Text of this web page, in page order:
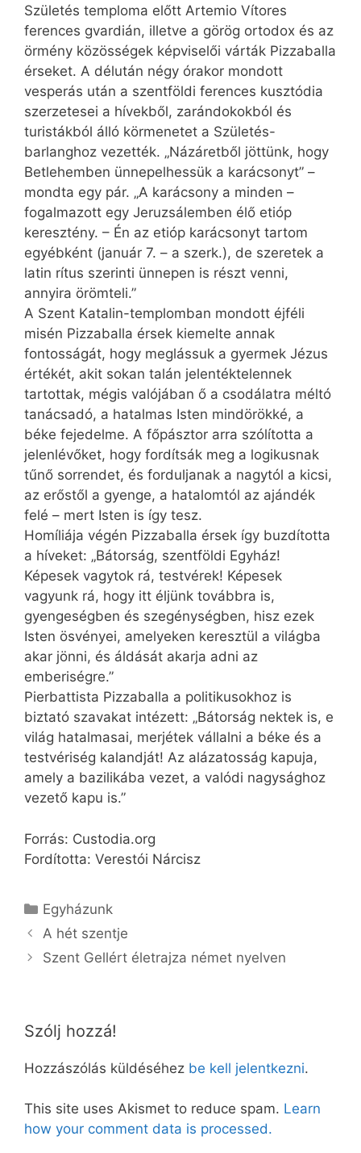
Születés temploma előtt Artemio Vítores
ferences gvardián, illetve a görög ortodox és az
örmény közösségek képviselői várták Pizzaballa
érseket. A délután négy órakor mondott
vesperás után a szentföldi ferences kusztódia
szerzetesei a hívekből, zarándokokból és
turistákból álló körmenetet a Születés-
barlanghoz vezették. „Názáretből jöttünk, hogy
Betlehemben ünnepelhessük a karácsonyt” –
mondta egy pár. „A karácsony a minden –
fogalmazott egy Jeruzsálemben élő etióp
keresztény. – Én az etióp karácsonyt tartom
egyébként (január 7. – a szerk.), de szeretek a
latin rítus szerinti ünnepen is részt venni,
annyira örömteli.”
A Szent Katalin-templomban mondott éjféli
misén Pizzaballa érsek kiemelte annak
fontosságát, hogy meglássuk a gyermek Jézus
értékét, akit sokan talán jelentéktelennek
tartottak, mégis valójában ő a csodálatra méltó
tanácsadó, a hatalmas Isten mindörökké, a
béke fejedelme. A főpásztor arra szólította a
jelenlévőket, hogy fordítsák meg a logikusnak
tűnő sorrendet, és forduljanak a nagytól a kicsi,
az erőstől a gyenge, a hatalomtól az ajándék
felé – mert Isten is így tesz.
Homíliája végén Pizzaballa érsek így buzdította
a híveket: „Bátorság, szentföldi Egyház!
Képesek vagytok rá, testvérek! Képesek
vagyunk rá, hogy itt éljünk továbbra is,
gyengeségben és szegénységben, hisz ezek
Isten ösvényei, amelyeken keresztül a világba
akar jönni, és áldását akarja adni az
emberiségre.”
Pierbattista Pizzaballa a politikusokhoz is
biztató szavakat intézett: „Bátorság nektek is, e
világ hatalmasai, merjétek vállalni a béke és a
testvériség kalandját! Az alázatosság kapuja,
amely a bazilikába vezet, a valódi nagysághoz
vezető kapu is.”
Forrás: Custodia.org
Fordította: Verestói Nárcisz
Kategória
Egyházunk
A hét szentje
Szent Gellért életrajza német nyelven
Szólj hozzá!
Hozzászólás küldéséhez be kell jelentkezni.
This site uses Akismet to reduce spam. Learn
how your comment data is processed.